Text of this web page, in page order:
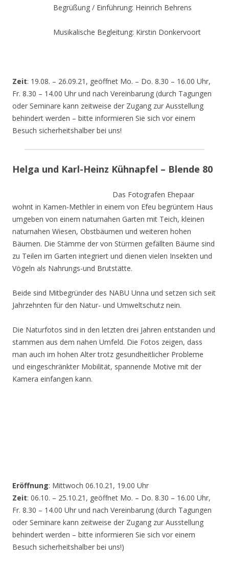
Begrüßung / Einführung: Heinrich Behrens
Musikalische Begleitung: Kirstin Donkervoort
Zeit: 19.08. – 26.09.21, geöffnet Mo. – Do. 8.30 – 16.00 Uhr,
Fr. 8.30 – 14.00 Uhr und nach Vereinbarung (durch Tagungen
oder Seminare kann zeitweise der Zugang zur Ausstellung
behindert werden – bitte informieren Sie sich vor einem
Besuch sicherheitshalber bei uns!
Helga und Karl-Heinz Kühnapfel – Blende 80
Das Fotografen Ehepaar
wohnt in Kamen-Methler in einem von Efeu begrüntem Haus
umgeben von einem naturnahen Garten mit Teich, kleinen
naturnahen Wiesen, Obstbäumen und weiteren hohen
Bäumen. Die Stämme der von Stürmen gefällten Bäume sind
zu Teilen im Garten integriert und dienen vielen Insekten und
Vögeln als Nahrungs-und Brutstätte.
Beide sind Mitbegründer des NABU Unna und setzen sich seit
Jahrzehnten für den Natur- und Umweltschutz nein.
Die Naturfotos sind in den letzten drei Jahren entstanden und
stammen aus dem nahen Umfeld. Die Fotos zeigen, dass
man auch im hohen Alter trotz gesundheitlicher Probleme
und eingeschränkter Mobilität, spannende Motive mit der
Kamera einfangen kann.
Eröffnung: Mittwoch 06.10.21, 19.00 Uhr
Zeit: 06.10. – 25.10.21, geöffnet Mo. – Do. 8.30 – 16.00 Uhr,
Fr. 8.30 – 14.00 Uhr und nach Vereinbarung (durch Tagungen
oder Seminare kann zeitweise der Zugang zur Ausstellung
behindert werden – bitte informieren Sie sich vor einem
Besuch sicherheitshalber bei uns!)